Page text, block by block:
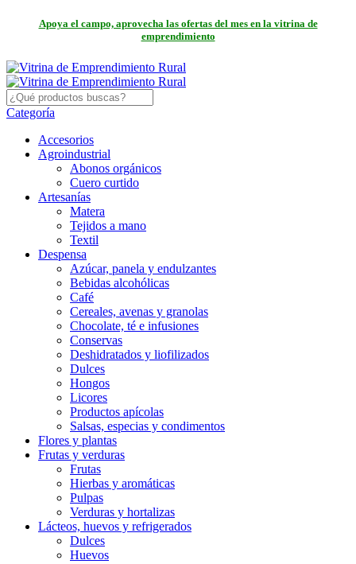
Apoya el campo, aprovecha las ofertas del mes en la vitrina de
emprendimiento
Categoría
Accesorios
Agroindustrial
Abonos orgánicos
Cuero curtido
Artesanías
Matera
Tejidos a mano
Textil
Despensa
Azúcar, panela y endulzantes
Bebidas alcohólicas
Café
Cereales, avenas y granolas
Chocolate, té e infusiones
Conservas
Deshidratados y liofilizados
Dulces
Hongos
Licores
Productos apícolas
Salsas, especias y condimentos
Flores y plantas
Frutas y verduras
Frutas
Hierbas y aromáticas
Pulpas
Verduras y hortalizas
Lácteos, huevos y refrigerados
Dulces
Huevos